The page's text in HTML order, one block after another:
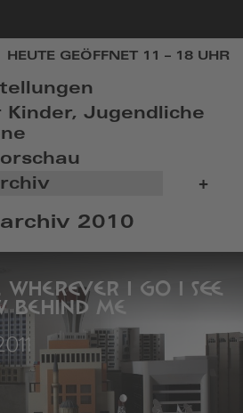
HEUTE GEÖFFNET 11 – 18 UHR
2010
I GO I SEE
BEHIND ME
Jugendliche
+